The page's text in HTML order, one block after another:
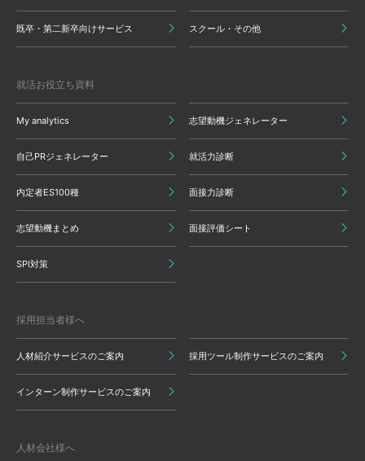
既卒・第二新卒向けサービス スクール・その他
就活お役立ち資料
My analytics 志望動機ジェネレーター
自己PRジェネレーター 就活力診断
内定者ES100種 面接力診断
志望動機まとめ 面接評価シート
SPI対策
採用担当者様へ
人材紹介サービスのご案内 採用ツール制作サービスのご案内
インターン制作サービスのご案内
人材会社様へ